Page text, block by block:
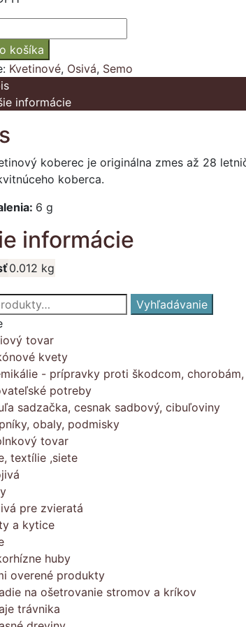
košíka
Kvetinové, Osivá, Semo
informácie
koberec je originálna zmes až 28
koberca.
6 g
informácie
0.012 kg
Vyhľadávanie
tovar
kvety
- prípravky proti škodcom,
potreby
sadzačka, cesnak sadbový, cibuľoviny
obaly, podmisky
tovar
textílie ,siete
pre zvieratá
a kytice
huby
overené produkty
na ošetrovanie stromov a kríkov
trávnika